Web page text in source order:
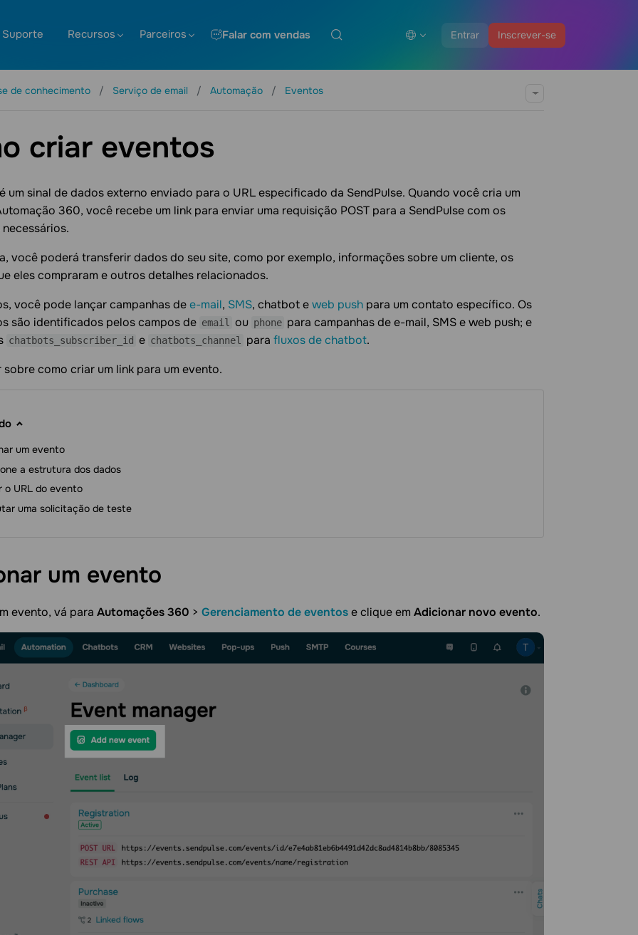
Entrar Inscrever-se
Suporte Recursos Parceiros Falar com vendas
de conhecimento Serviço de email Automação Eventos
criar eventos
um sinal de dados externo enviado para o URL especificado da SendPulse. Quando você cria um
360, você recebe um link para enviar uma requisição POST para a SendPulse com os
você poderá transferir dados do seu site, como por exemplo, informações sobre um cliente, os
eles compraram e outros detalhes relacionados.
você pode lançar campanhas dee-mail, SMS, chatbot eweb push para um contato específico. Os
são identificados pelos campos de email ou phone para campanhas de e-mail, SMS e web push; e
сhatbots_subscriber_id e сhatbots_channel para fluxos de chatbot.
sobre como criar um link para um evento.
um evento
a estrutura dos dados
o URL do evento
uma solicitação de teste
um evento
evento, vá para Automações 360 > Gerenciamento de eventose clique em Adicionar novo evento.